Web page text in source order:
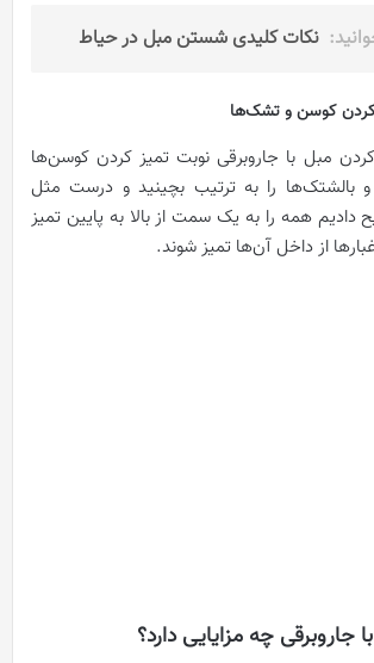
نکات کلیدی شستن مبل در حیاط
کردن کوسن و تشک‌ها
کردن مبل با جاروبرقی نوبت تمیز کردن کوسن‌ها
بالشتک‌ها را به ترتیب بچینید و درست مثل
دادیم همه را به یک سمت از بالا به پایین تمیز
از داخل آن‌ها تمیز شوند.
جاروبرقی چه مزایایی دارد؟